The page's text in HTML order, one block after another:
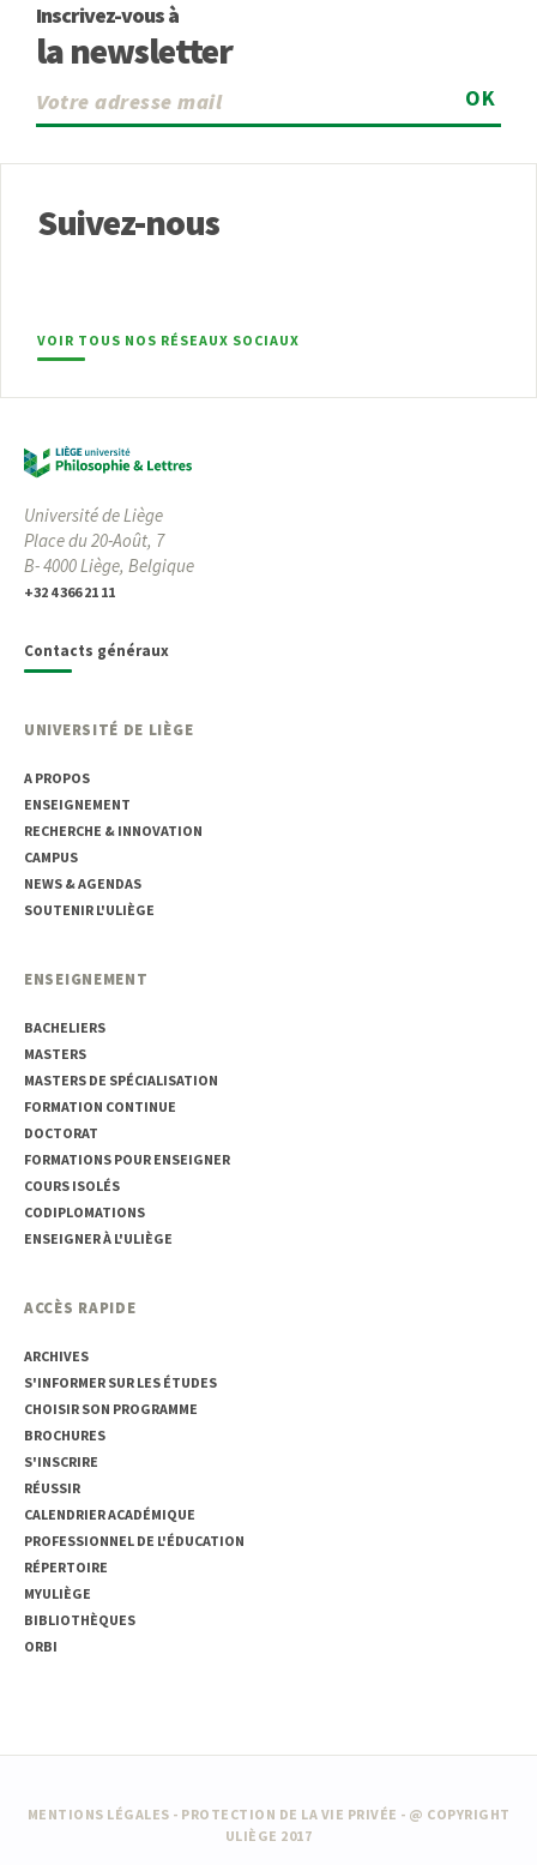
Inscrivez-vous à
la newsletter
OK
Suivez-nous
VOIR TOUS NOS RÉSEAUX SOCIAUX
Université de Liège
Place du 20-Août, 7
B- 4000 Liège, Belgique
+32 4 366 21 11
Contacts généraux
UNIVERSITÉ DE LIÈGE
A PROPOS
ENSEIGNEMENT
RECHERCHE & INNOVATION
CAMPUS
NEWS & AGENDAS
SOUTENIR L'ULIÈGE
ENSEIGNEMENT
BACHELIERS
MASTERS
MASTERS DE SPÉCIALISATION
FORMATION CONTINUE
DOCTORAT
FORMATIONS POUR ENSEIGNER
COURS ISOLÉS
CODIPLOMATIONS
ENSEIGNER À L'ULIÈGE
ACCÈS RAPIDE
ARCHIVES
S'INFORMER SUR LES ÉTUDES
CHOISIR SON PROGRAMME
BROCHURES
S'INSCRIRE
RÉUSSIR
CALENDRIER ACADÉMIQUE
PROFESSIONNEL DE L'ÉDUCATION
RÉPERTOIRE
MYULIÈGE
BIBLIOTHÈQUES
ORBI
MENTIONS LÉGALES - PROTECTION DE LA VIE PRIVÉE - @ COPYRIGHT
ULIÈGE 2017